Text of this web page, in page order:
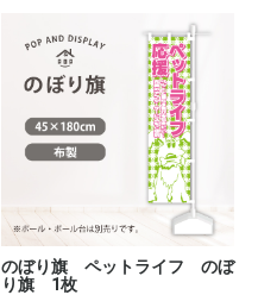
のぼり旗 ペットライフ のぼ
り旗 1枚